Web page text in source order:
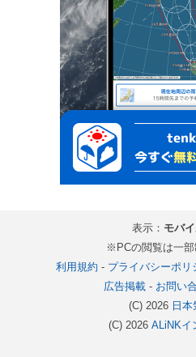
表示： モバ
※PCの閲覧は一部
利用規約 - プライバシーポリ
広告掲載- お問い
(C) 2026 日本
(C) 2026 ALiNKイ